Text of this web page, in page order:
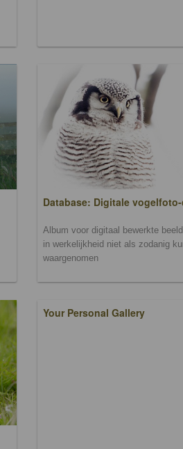
Database: Digitale
Album voor digitaal bewerkte
in werkelijkheid niet als zodanig
waargenomen
Your Personal Gallery